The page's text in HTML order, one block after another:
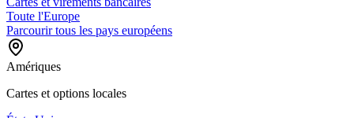
Toute l'Europe
Parcourir tous les pays européens
Amériques
Cartes et options locales